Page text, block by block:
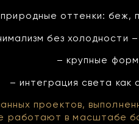
оттенки: беж,
без холодности
– крупные
– интеграция света как
проектов,
работают в масштабе